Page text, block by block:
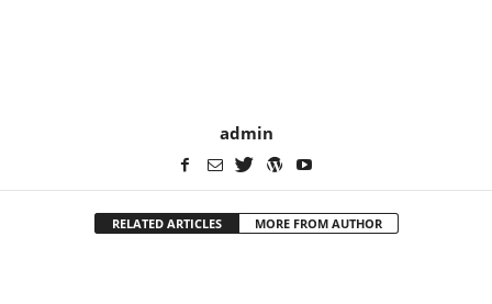
admin
RELATED ARTICLES MORE FROM AUTHOR